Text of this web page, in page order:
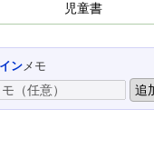
児童書
ンメモ